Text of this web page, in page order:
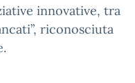
innovative, tra
riconosciuta